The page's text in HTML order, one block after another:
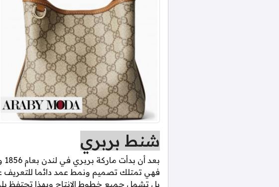
شنط بربري
فهي تمتلك تصميم ونمط عمد دائما للتعريف
بل تشمل جميع خطوط الانتاج وبهذا تحتفظ